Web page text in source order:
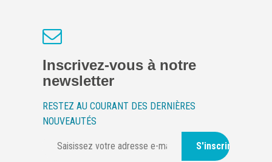
Inscrivez-vous à notre
newsletter
RESTEZ AU COURANT DES DERNIÈRES
NOUVEAUTÉS
S'inscrire